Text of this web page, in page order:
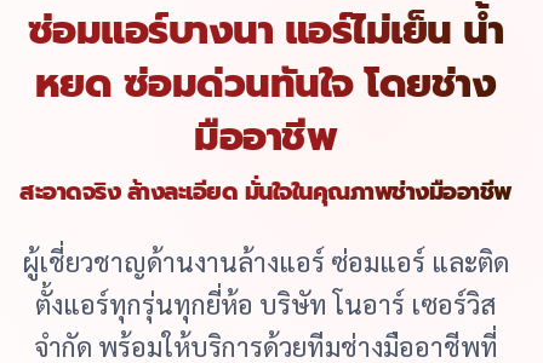
ซ่อมแอร์บางนา แอร์ไม่เย็น น้ำ
หยด ซ่อมด่วนทันใจ โดยช่าง
มืออาชีพ
สะอาดจริง ล้างละเอียด มั่นใจในคุณภาพช่างมืออาชีพ
ผู้เชี่ยวชาญด้านงานล้างแอร์ ซ่อมแอร์ และติด
ตั้งแอร์ทุกรุ่นทุกยี่ห้อ บริษัท โนอาร์ เซอร์วิส
จำกัด พร้อมให้บริการด้วยทีมช่างมืออาชีพที่